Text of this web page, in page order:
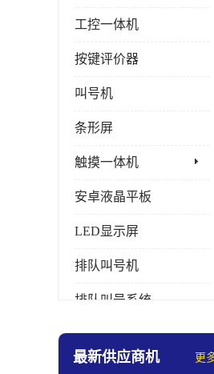
工控一体机
按键评价器
叫号机
条形屏
触摸一体机
安卓液晶平板
LED显示屏
排队叫号机
排队叫号系统
拼接屏
最新供应商机 更